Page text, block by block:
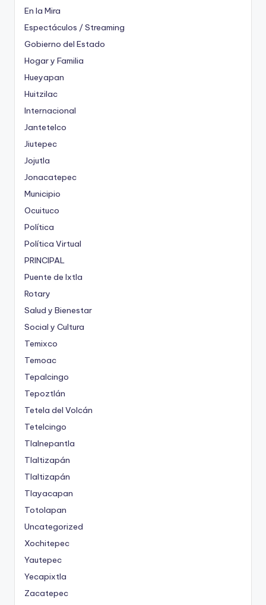
En la Mira
Espectáculos / Streaming
Gobierno del Estado
Hogar y Familia
Hueyapan
Huitzilac
Internacional
Jantetelco
Jiutepec
Jojutla
Jonacatepec
Municipio
Ocuituco
Política
Política Virtual
PRINCIPAL
Puente de Ixtla
Rotary
Salud y Bienestar
Social y Cultura
Temixco
Temoac
Tepalcingo
Tepoztlán
Tetela del Volcán
Tetelcingo
Tlalnepantla
Tlaltizapán
Tlaltizapán
Tlayacapan
Totolapan
Uncategorized
Xochitepec
Yautepec
Yecapixtla
Zacatepec